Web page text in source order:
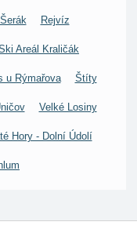
Rejvíz
Areál Kraličák
u Rýmařova Štíty
Velké Losiny
Hory - Dolní Údolí